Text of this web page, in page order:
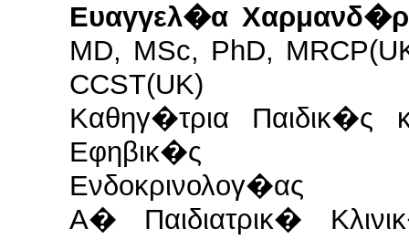
Ευαγγελ�α
MD, MSc, PhD,
CCST(UK)
Καθηγ�τρια Παιδικ�ς
Εφηβικ�ς
Ενδοκρινολογ�ας
Α� Παιδιατρικ�